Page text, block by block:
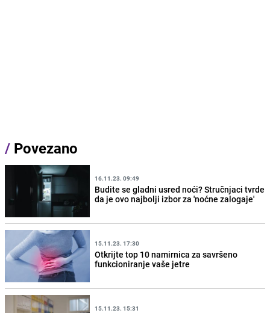
/ Povezano
16.11.23. 09:49
Budite se gladni usred noći? Stručnjaci tvrde
da je ovo najbolji izbor za 'noćne zalogaje'
15.11.23. 17:30
Otkrijte top 10 namirnica za savršeno
funkcioniranje vaše jetre
15.11.23. 15:31